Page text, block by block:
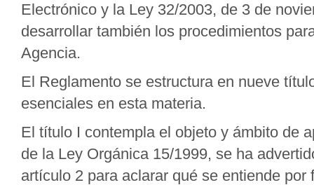
Electrónico y la Ley 32/2003, de 3 de
desarrollar también los procedimientos
Agencia.
El Reglamento se estructura en nueve
esenciales en esta materia.
El título I contempla el objeto y ámbito de
de la Ley Orgánica 15/1999, se ha
artículo 2 para aclarar qué se entiende